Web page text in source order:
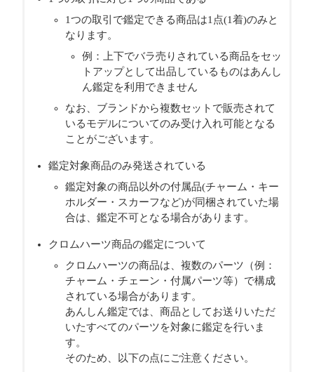
1つの取引で鑑定できる商品は1点(1着)のみと
なります。
例：上下でバラ売りされている商品をセッ
トアップとして出品しているものはあんし
ん鑑定を利用できません
なお、ブランドから複数セットで販売されて
いるモデルについてのみ受け入れ可能となる
ことがございます。
鑑定対象商品のみ発送されている
鑑定対象の商品以外の付属品(チャーム・キー
ホルダー・スカーフなど)が同梱されていた場
合は、鑑定不可となる場合があります。
クロムハーツ商品の鑑定について
クロムハーツの商品は、複数のパーツ（例：
チャーム・チェーン・付属パーツ等）で構成
されている場合があります。
あんしん鑑定では、商品としてお送りいただ
いたすべてのパーツを対象に鑑定を行いま
す。
そのため、以下の点にご注意ください。